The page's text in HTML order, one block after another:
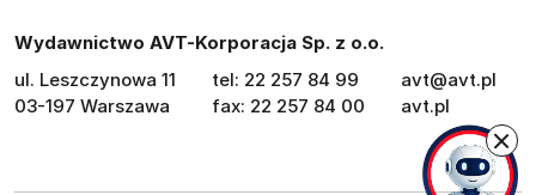
Wydawnictwo AVT-Korporacja Sp. z o.o.
ul. Leszczynowa 11
03-197 Warszawa
tel: 22 257 84 99
fax: 22 257 84 00
avt@avt.pl
avt.pl